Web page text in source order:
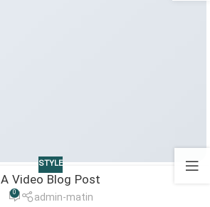
STYLE
A Video Blog Post
admin-matin
0